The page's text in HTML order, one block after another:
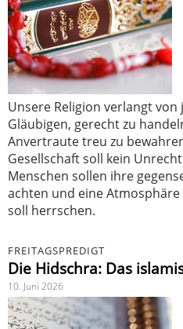
Unsere Religion verlangt von
Gläubigen, gerecht zu
Anvertraute treu zu
Gesellschaft soll kein
Menschen sollen ihre
achten und eine
soll herrschen.
FREITAGSPREDIGT
Die Hidschra: Das
10. Juni 2026